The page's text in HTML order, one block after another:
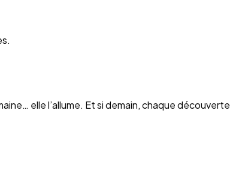
elle l’allume. Et si demain, chaque découverte